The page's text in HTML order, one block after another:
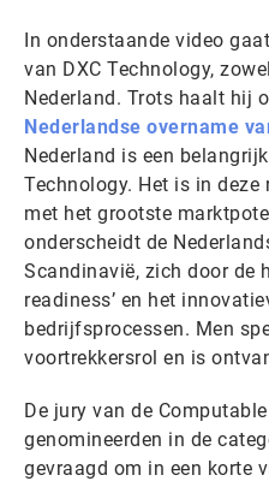
In onderstaande video
van DXC Technology,
Nederland. Trots haalt hij
Nederlandse overname
Nederland is een
Technology. Het is in
met het grootste
onderscheidt de
Scandinavië, zich door de
readiness’ en het
bedrijfsprocessen. Men
voortrekkersrol en is
De jury van de
genomineerden in de
gevraagd om in een korte